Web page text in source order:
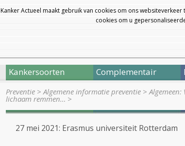
Kanker Actueel maakt gebruik van cookies om ons
cookies om u
Kankersoorten Complementair
Preventie >Algemene informatie preventie >
lichaam remmen… >
27 mei 2021: Erasmus universiteit Rotterdam